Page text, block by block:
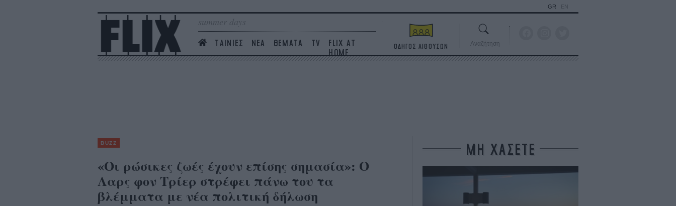
summer days
ΤΑΙΝΙΕΣ ΝΕΑ ΘΕΜΑΤΑ TV
FLIX AT
HOME
GR EN
ΟΔΗΓΟΣ ΑΙΘΟΥΣΩΝ Αναζήτηση
BUZZ
«Οι ρώσικες ζωές έχουν επίσης σημασία»: Ο
Λαρς φον Τρίερ στρέφει πάνω του τα
βλέμματα με νέα πολιτική δήλωση
ΜΗ ΧΑΣΕΤΕ